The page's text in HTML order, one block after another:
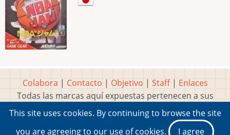
Colabora | Contacto | Objetivo | Staff| Enlaces
Todas las marcas aquí expuestas pertenecen a sus
respectivos y legítimos dueños
Idea, página, contenidos y diseños creados porMarty
This site uses cookies. By continuing to browse the site
you are agreeing to our use of cookies.
I agree